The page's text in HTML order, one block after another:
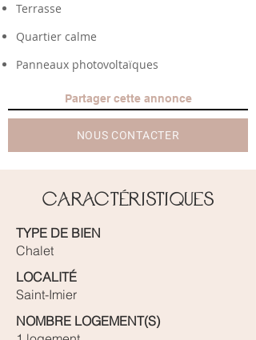
Terrasse
Quartier calme
Panneaux photovoltaïques
Partager cette annonce
NOUS CONTACTER
Caractéristiques
TYPE DE BIEN
Chalet
LOCALITÉ
Saint-Imier
NOMBRE LOGEMENT(S)